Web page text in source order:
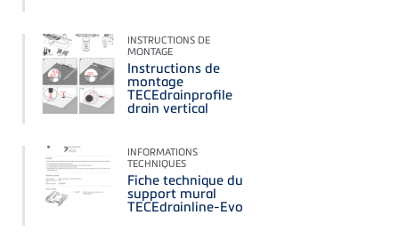
INSTRUCTIONS DE
MONTAGE
Instructions de
montage
TECEdrainprofile
drain vertical
INFORMATIONS
TECHNIQUES
Fiche technique du
support mural
TECEdrainline-Evo